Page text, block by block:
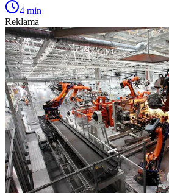
4 min
Reklama